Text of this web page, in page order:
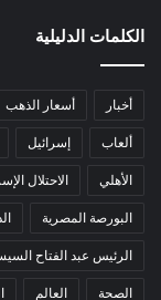
الكلمات الدليلية
أخبار أسعار الذهب
ألعاب إسرائيل
الأهلي الاحتلال
البورصة المصرية
الرئيس عبد الفتاح
الصحة العالم